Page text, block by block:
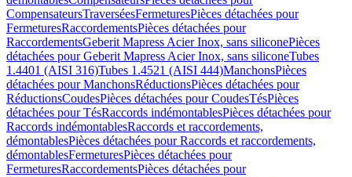
CompensateursTraverséesFermeturesPièces détachées pour
FermeturesRaccordementsPièces détachées pour
RaccordementsGeberit Mapress Acier Inox, sans siliconePièces
détachées pour Geberit Mapress Acier Inox, sans siliconeTubes
1.4401 (AISI 316)Tubes 1.4521 (AISI 444)ManchonsPièces
détachées pour ManchonsRéductionsPièces détachées pour
RéductionsCoudesPièces détachées pour CoudesTésPièces
détachées pour TésRaccords indémontablesPièces détachées pour
Raccords indémontablesRaccords et raccordements,
démontablesPièces détachées pour Raccords et raccordements,
démontablesFermeturesPièces détachées pour
FermeturesRaccordementsPièces détachées pour